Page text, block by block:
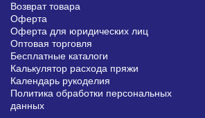
Возврат товара
Оферта
Оферта для юридических лиц
Оптовая торговля
Бесплатные каталоги
Калькулятор расхода пряжи
Календарь рукоделия
Политика обработки персональных
данных